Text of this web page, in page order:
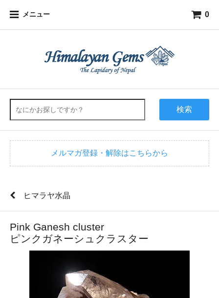
メニュー 0
検索
メルマガ登録・解除はこちらから
ヒマラヤ水晶
Pink Ganesh cluster
ピンクガネーシュクラスター